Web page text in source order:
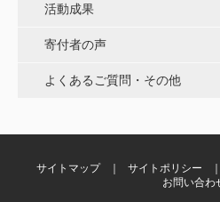
大澤 彰弘
用いただけると幸いです。 <
花之内 健仁
伝統ある赤門に貢献できるま
活動成果
寄付者の声
よくあるご質問・その他
サイトマップ サイトポリシー
お問い合わ